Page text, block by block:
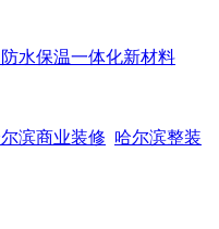
水保温一体化新材料
滨商业装修 哈尔滨整装